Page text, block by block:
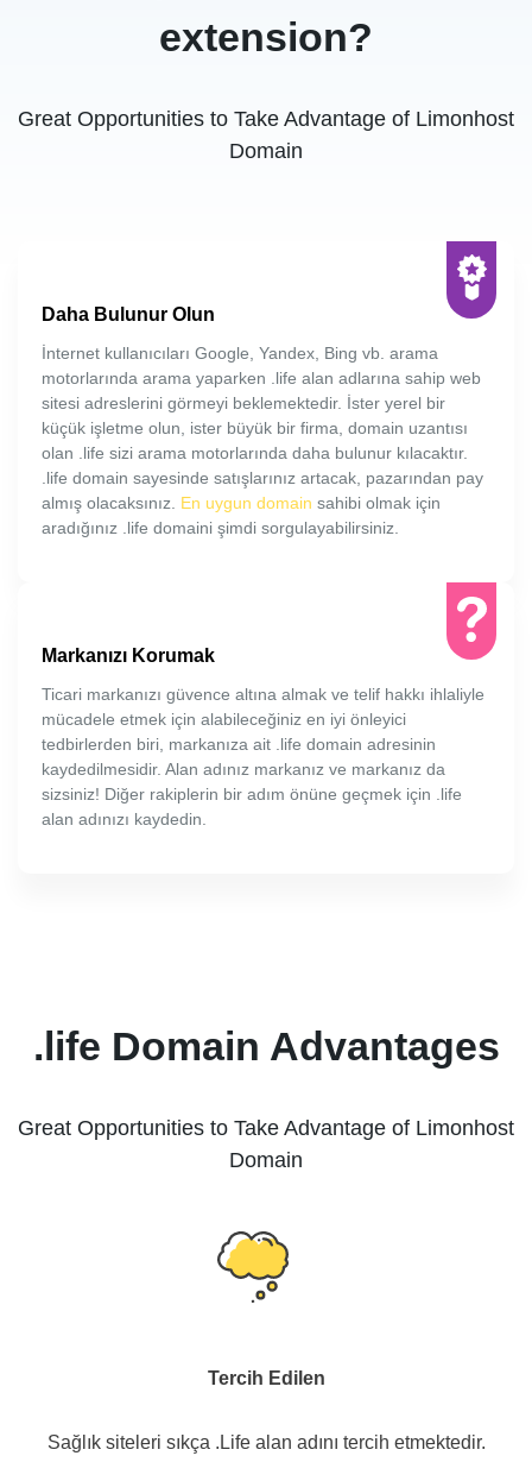
extension?
Great Opportunities to Take Advantage of Limonhost
Domain
Daha Bulunur Olun
İnternet kullanıcıları Google, Yandex, Bing vb. arama
motorlarında arama yaparken .life alan adlarına sahip web
sitesi adreslerini görmeyi beklemektedir. İster yerel bir
küçük işletme olun, ister büyük bir firma, domain uzantısı
olan .life sizi arama motorlarında daha bulunur kılacaktır.
.life domain sayesinde satışlarınız artacak, pazarından pay
almış olacaksınız. En uygun domain sahibi olmak için
aradığınız .life domaini şimdi sorgulayabilirsiniz.
Markanızı Korumak
Ticari markanızı güvence altına almak ve telif hakkı ihlaliyle
mücadele etmek için alabileceğiniz en iyi önleyici
tedbirlerden biri, markanıza ait .life domain adresinin
kaydedilmesidir. Alan adınız markanız ve markanız da
sizsiniz! Diğer rakiplerin bir adım önüne geçmek için .life
alan adınızı kaydedin.
.life Domain Advantages
Great Opportunities to Take Advantage of Limonhost
Domain
Tercih Edilen
Sağlık siteleri sıkça .Life alan adını tercih etmektedir.